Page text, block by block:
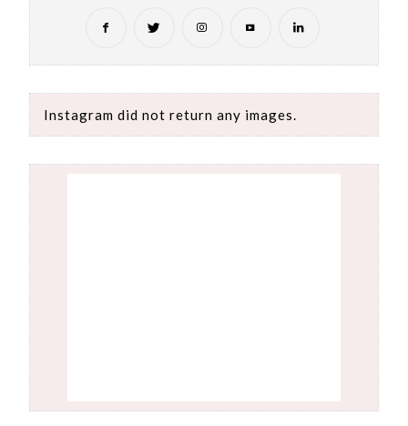
Instagram did not return any images.